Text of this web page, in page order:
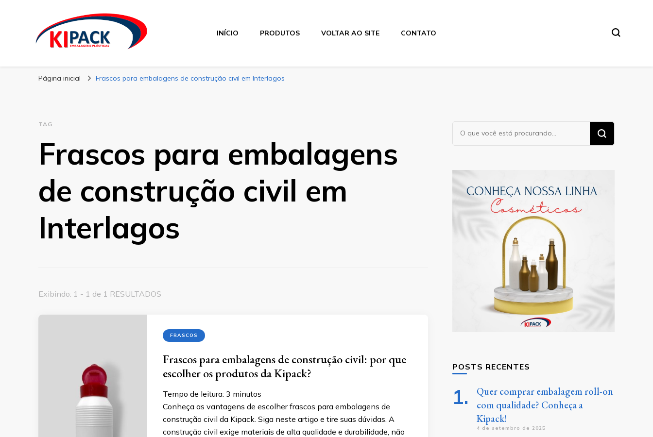
Kipack
INÍCIO PRODUTOS VOLTAR AO SITE CONTATO
Página inicial Frascos para embalagens de construção civil em Interlagos
TAG
Frascos para embalagens
de construção civil em
Interlagos
Exibindo: 1 - 1 de 1 RESULTADOS
FRASCOS
Frascos para embalagens de construção civil: por que
escolher os produtos da Kipack?
Tempo de leitura: 3 minutos
Conheça as vantagens de escolher frascos para embalagens de
construção civil da Kipack. Siga neste artigo e tire suas dúvidas. A
construção civil exige materiais de alta qualidade e durabilidade, não
Procurando
algo?
POSTS RECENTES
Quer comprar embalagem roll-on
com qualidade? Conheça a
Kipack!
4 de setembro de 2025